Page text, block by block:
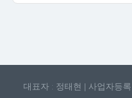
대표자 : 정태현 | 사업자등